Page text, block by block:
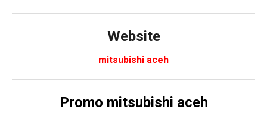
Website
mitsubishi aceh
Promo mitsubishi aceh